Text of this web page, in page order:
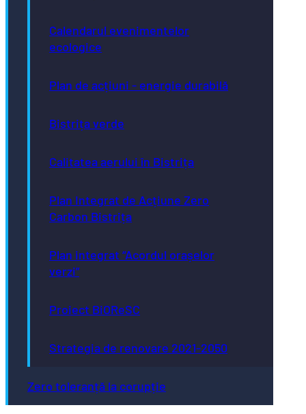
Calendarul evenimentelor
ecologice
Plan de acțiuni - energie durabilă
Bistrița verde
Calitatea aerului în Bistrița
Plan Integrat de Acțiune Zero
Carbon Bistrița
Plan integrat “Acordul orașelor
verzi”
Proiect BiOReSC
Strategia de renovare 2021-2050
Zero toleranță la corupție